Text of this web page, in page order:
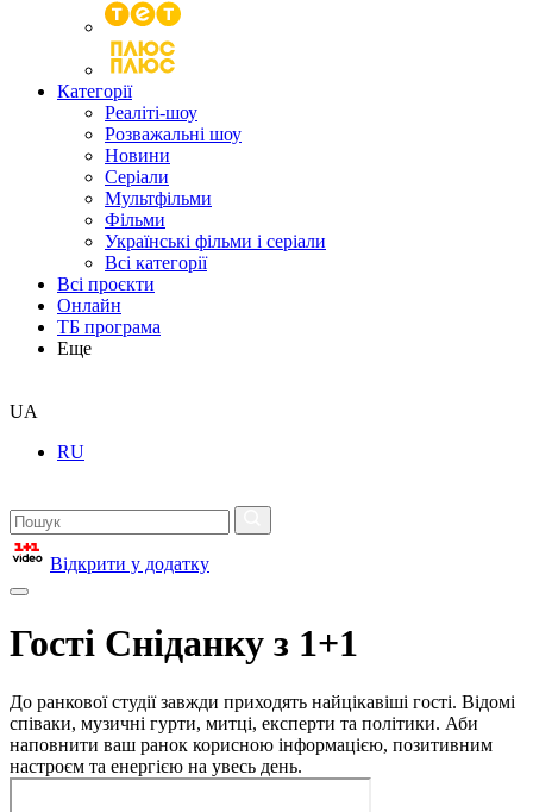
Категорії
Реаліті-шоу
Розважальні шоу
Новини
Серіали
Мультфільми
Фільми
Українські фільми і серіали
Всі категорії
Всі проєкти
Онлайн
ТБ програма
Еще
UA
RU
Відкрити у додатку
Гості Сніданку з 1+1
До ранкової студії завжди приходять найцікавіші гості. Відомі
співаки, музичні гурти, митці, експерти та політики. Аби
наповнити ваш ранок корисною інформацією, позитивним
настроєм та енергією на увесь день.